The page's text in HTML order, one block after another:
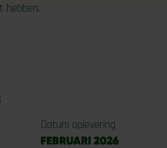
hebben.
Datum oplevering
FEBRUARI 2026